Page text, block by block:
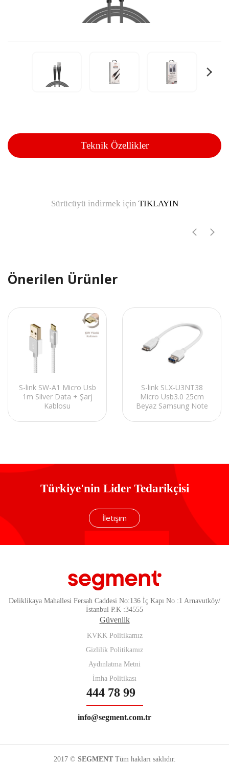
Teknik Özellikler
Sürücüyü indirmek için TIKLAYIN
Önerilen Ürünler
S-link SW-A1 Micro Usb
1m Silver Data + Şarj
Kablosu
S-link SLX-U3NT38
Micro Usb3.0 25cm
Beyaz Samsung Note
Türkiye'nin Lider Tedarikçisi
İletişim
Deliklikaya Mahallesi Fersah Caddesi No:136 İç Kapı No :1 Arnavutköy/
İstanbul P.K :34555
Güvenlik
KVKK Politikamız
Gizlilik Politikamız
Aydınlatma Metni
İmha Politikası
444 78 99
info@segment.com.tr
2017 © SEGMENTTüm hakları saklıdır.